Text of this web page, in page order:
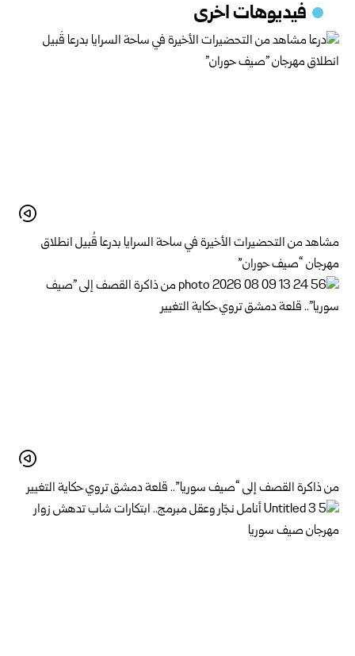
فيديوهات اخرى
مشاهد من التحضيرات الأخيرة في ساحة السرايا بدرعا قُبيل انطلاق
مهرجان “صيف حوران”
من ذاكرة القصف إلى “صيف سوريا”.. قلعة دمشق تروي حكاية التغيير